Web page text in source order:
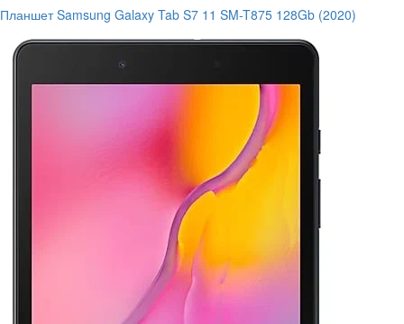
Планшет Samsung Galaxy Tab S7 11 SM-T875 128Gb (2020)